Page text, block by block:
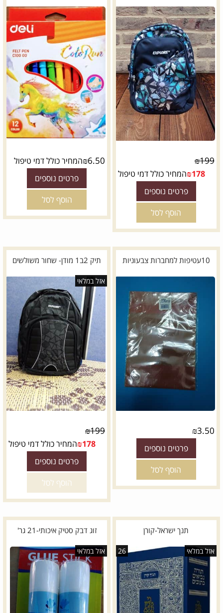
₪199
₪178 המחיר כולל דמי טיפול
פרטים נוספים
הוסף לסל
₪6.50 המחיר כולל דמי טיפול
פרטים נוספים
הוסף לסל
10עטיפות למחברות צבעוניות
₪3.50
פרטים נוספים
הוסף לסל
תיק 2ב1 מודן- שחור משולשים
אזל במלאי
₪199
₪178 המחיר כולל דמי טיפול
פרטים נוספים
הוסף לסל
תנך ישראל-קורן
26 אזל במלאי
זוג דבק סטיק איכותי-21 גר'
אזל במלאי